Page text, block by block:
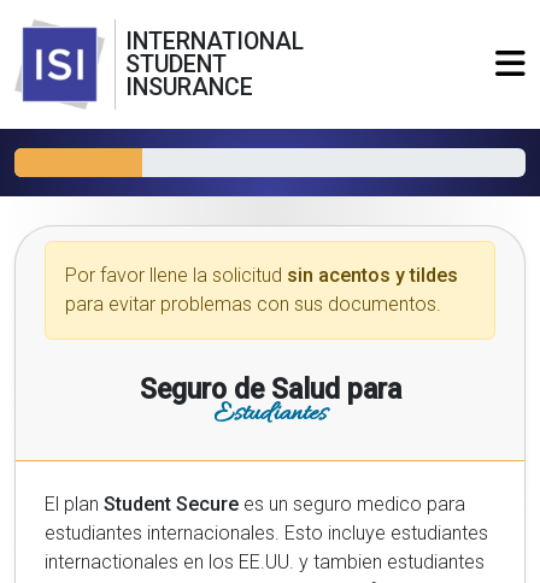
INTERNATIONAL
STUDENT
INSURANCE
Por favor llene la solicitud sin acentos y tildes
para evitar problemas con sus documentos.
Seguro de Salud para
Estudiantes
El plan Student Secure es un seguro medico para
estudiantes internacionales. Esto incluye estudiantes
internactionales en los EE.UU. y tambien estudiantes